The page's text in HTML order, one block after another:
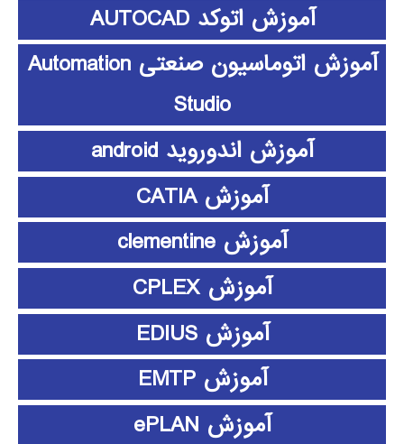
آموزش اتوکد AUTOCAD
آموزش اتوماسیون صنعتی Automation
Studio
آموزش اندوروید android
آموزش CATIA
آموزش clementine
آموزش CPLEX
آموزش EDIUS
آموزش EMTP
آموزش ePLAN